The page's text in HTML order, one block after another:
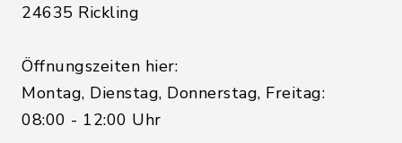
24635 Rickling
Öffnungszeiten hier:
Montag, Dienstag, Donnerstag, Freitag:
08:00 - 12:00 Uhr